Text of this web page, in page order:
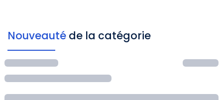
Nouveauté de la catégorie